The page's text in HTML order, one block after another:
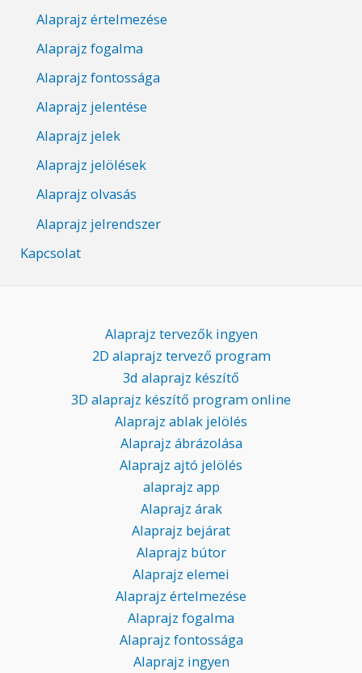
Alaprajz értelmezése
Alaprajz fogalma
Alaprajz fontossága
Alaprajz jelentése
Alaprajz jelek
Alaprajz jelölések
Alaprajz olvasás
Alaprajz jelrendszer
Kapcsolat
Alaprajz tervezők ingyen
2D alaprajz tervező program
3d alaprajz készítő
3D alaprajz készítő program online
Alaprajz ablak jelölés
Alaprajz ábrázolása
Alaprajz ajtó jelölés
alaprajz app
Alaprajz árak
Alaprajz bejárat
Alaprajz bútor
Alaprajz elemei
Alaprajz értelmezése
Alaprajz fogalma
Alaprajz fontossága
Alaprajz ingyen